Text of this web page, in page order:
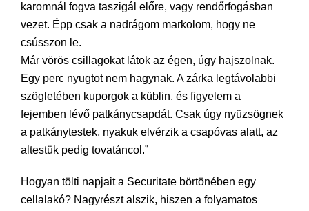
karomnál fogva taszigál előre, vagy rendőrfogásban
vezet. Épp csak a nadrágom markolom, hogy ne
csússzon le.
Már vörös csillagokat látok az égen, úgy hajszolnak.
Egy perc nyugtot nem hagynak. A zárka legtávolabbi
szögletében kuporgok a küblin, és figyelem a
fejemben lévő patkánycsapdát. Csak úgy nyüzsögnek
a patkánytestek, nyakuk elvérzik a csapóvas alatt, az
altestük pedig tovatáncol.”
Hogyan tölti napjait a Securitate börtönében egy
cellalakó? Nagyrészt alszik, hiszen a folyamatos